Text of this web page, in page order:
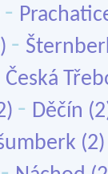
-
-
Česká
- Děčín